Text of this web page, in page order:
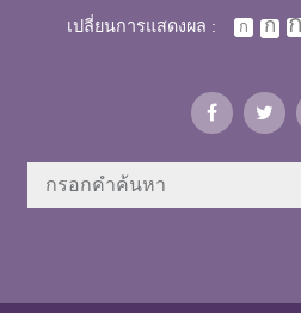
เปลี่ยนการแสดงผล :